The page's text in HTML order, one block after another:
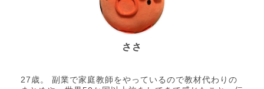
ささ
27歳。 副業で家庭教師をやっているので教材代わりの